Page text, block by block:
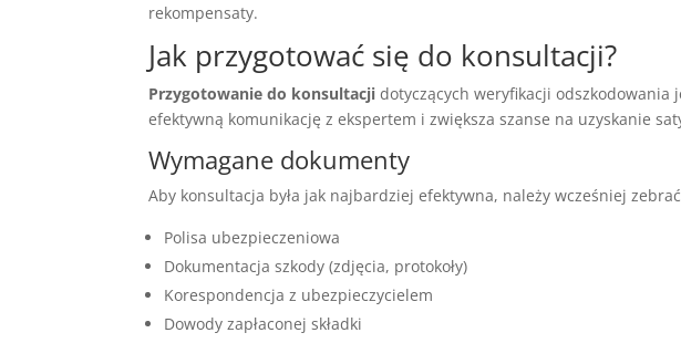
rekompensaty.
Jak przygotować się do konsultacji?
Przygotowanie do konsultacji dotyczących weryfikacji odszkodowania
efektywną komunikację z ekspertem i zwiększa szanse na uzyskanie
Wymagane dokumenty
Aby konsultacja była jak najbardziej efektywna, należy wcześniej
Polisa ubezpieczeniowa
Dokumentacja szkody (zdjęcia, protokoły)
Korespondencja z ubezpieczycielem
Dowody zapłaconej składki